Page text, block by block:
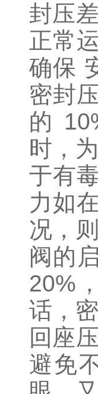
封压
正常
确保
密封
的
时，
于有
力如
况，
阀的
20%
话，
回座
避免